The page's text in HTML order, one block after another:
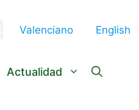
Valenciano English
Actualidad